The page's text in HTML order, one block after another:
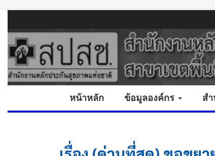
หน้าหลัก ข้อมูลองค์กร ส